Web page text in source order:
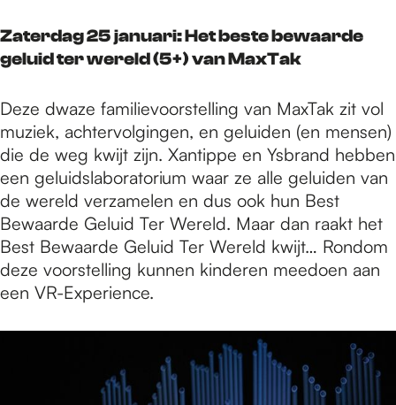
e
Zaterdag 25 januari: Het beste bewaarde
geluid ter wereld (5+) van MaxTak
Deze dwaze familievoorstelling van MaxTak zit vol
muziek, achtervolgingen, en geluiden (en mensen)
die de weg kwijt zijn. Xantippe en Ysbrand hebben
een geluidslaboratorium waar ze alle geluiden van
de wereld verzamelen en dus ook hun Best
Bewaarde Geluid Ter Wereld. Maar dan raakt het
Best Bewaarde Geluid Ter Wereld kwijt… Rondom
deze voorstelling kunnen kinderen meedoen aan
een VR-Experience.